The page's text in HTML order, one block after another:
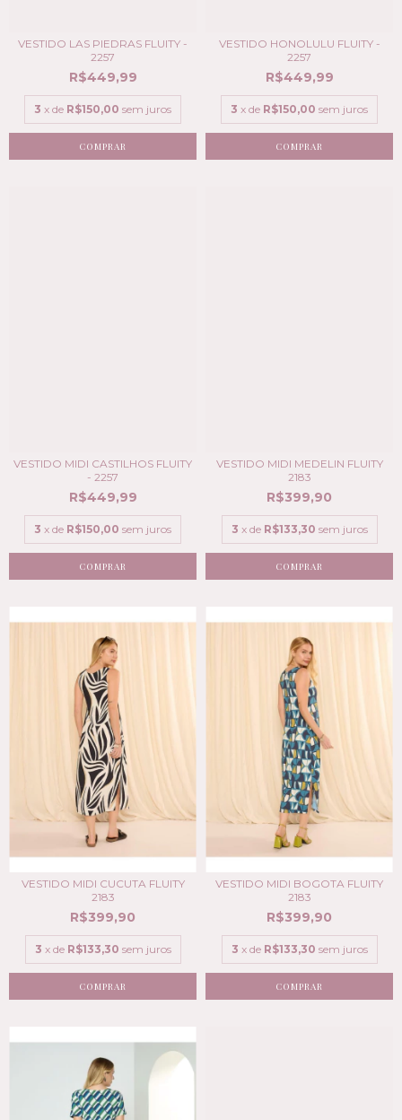
VESTIDO LAS PIEDRAS FLUITY -
2257
R$449,99
3 x de R$150,00 sem juros
COMPRAR
VESTIDO HONOLULU FLUITY -
2257
R$449,99
3 x de R$150,00 sem juros
COMPRAR
VESTIDO MIDI CASTILHOS FLUITY
- 2257
R$449,99
3 x de R$150,00 sem juros
COMPRAR
VESTIDO MIDI MEDELIN FLUITY
2183
R$399,90
3 x de R$133,30 sem juros
COMPRAR
VESTIDO MIDI CUCUTA FLUITY
2183
R$399,90
3 x de R$133,30 sem juros
COMPRAR
VESTIDO MIDI BOGOTA FLUITY
2183
R$399,90
3 x de R$133,30 sem juros
COMPRAR